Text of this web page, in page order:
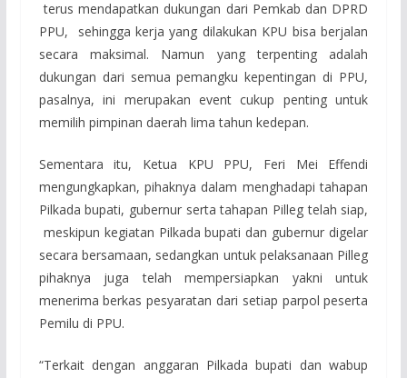
terus mendapatkan dukungan dari Pemkab dan DPRD
PPU, sehingga kerja yang dilakukan KPU bisa berjalan
secara maksimal. Namun yang terpenting adalah
dukungan dari semua pemangku kepentingan di PPU,
pasalnya, ini merupakan event cukup penting untuk
memilih pimpinan daerah lima tahun kedepan.
Sementara itu, Ketua KPU PPU, Feri Mei Effendi
mengungkapkan, pihaknya dalam menghadapi tahapan
Pilkada bupati, gubernur serta tahapan Pilleg telah siap,
meskipun kegiatan Pilkada bupati dan gubernur digelar
secara bersamaan, sedangkan untuk pelaksanaan Pilleg
pihaknya juga telah mempersiapkan yakni untuk
menerima berkas pesyaratan dari setiap parpol peserta
Pemilu di PPU.
“Terkait dengan anggaran Pilkada bupati dan wabup